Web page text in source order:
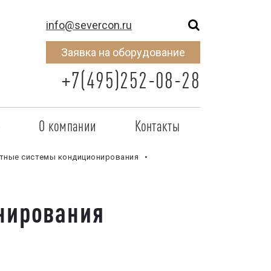
info@severcon.ru
Заявка на оборудование
+7(495)252-08-28
О компании
SEVERCON
Новости
Контакты
системы кондиционирования